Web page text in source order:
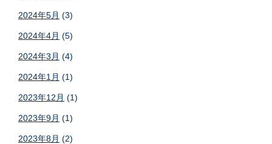
2024年5月 (3)
2024年4月 (5)
2024年3月 (4)
2024年1月 (1)
2023年12月 (1)
2023年9月 (1)
2023年8月 (2)